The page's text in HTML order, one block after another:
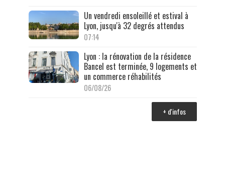
Un vendredi ensoleillé et estival à
Lyon, jusqu'à 32 degrés attendus
07:14
Lyon : la rénovation de la résidence
Bancel est terminée, 9 logements et
un commerce réhabilités
06/08/26
+ d'infos